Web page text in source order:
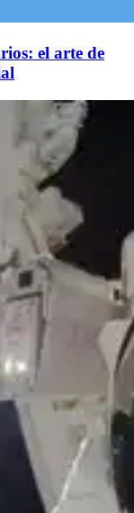
el arte de